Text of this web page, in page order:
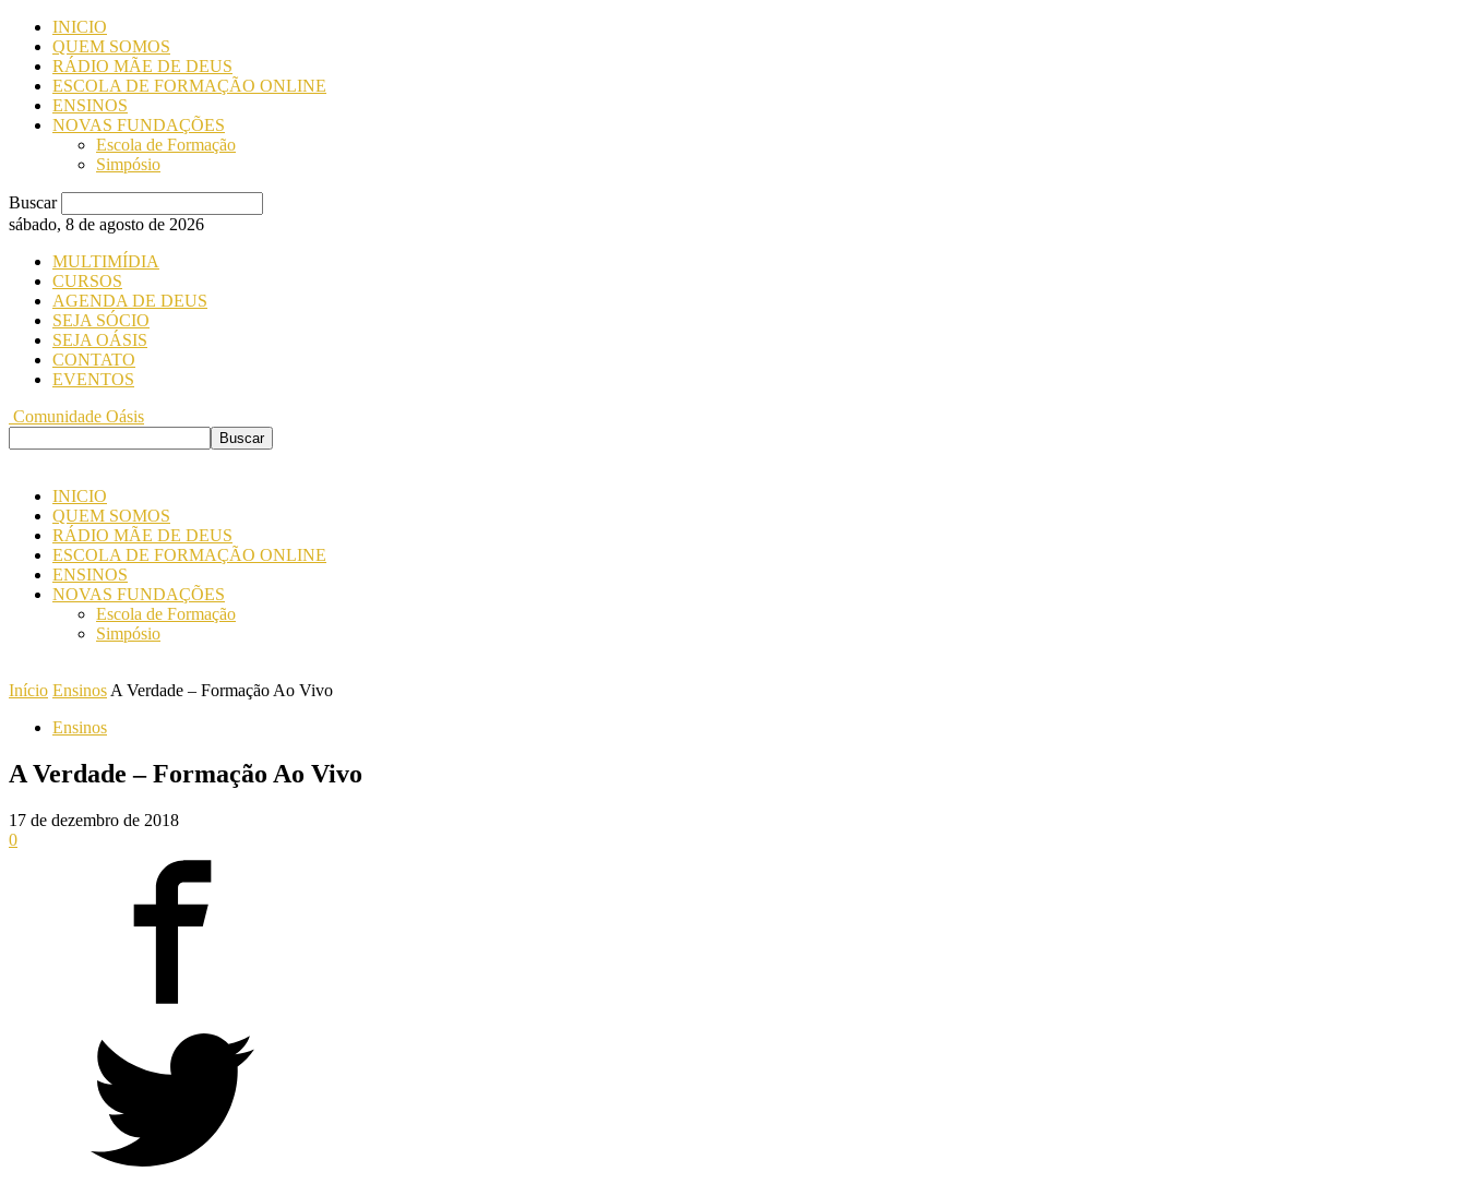
INICIO
QUEM SOMOS
RÁDIO MÃE DE DEUS
ESCOLA DE FORMAÇÃO ONLINE
ENSINOS
NOVAS FUNDAÇÕES
Escola de Formação
Simpósio
Buscar
sábado, 8 de agosto de 2026
MULTIMÍDIA
CURSOS
AGENDA DE DEUS
SEJA SÓCIO
SEJA OÁSIS
CONTATO
EVENTOS
Comunidade Oásis
INICIO
QUEM SOMOS
RÁDIO MÃE DE DEUS
ESCOLA DE FORMAÇÃO ONLINE
ENSINOS
NOVAS FUNDAÇÕES
Escola de Formação
Simpósio
Início Ensinos A Verdade – Formação Ao Vivo
Ensinos
A Verdade – Formação Ao Vivo
17 de dezembro de 2018
0